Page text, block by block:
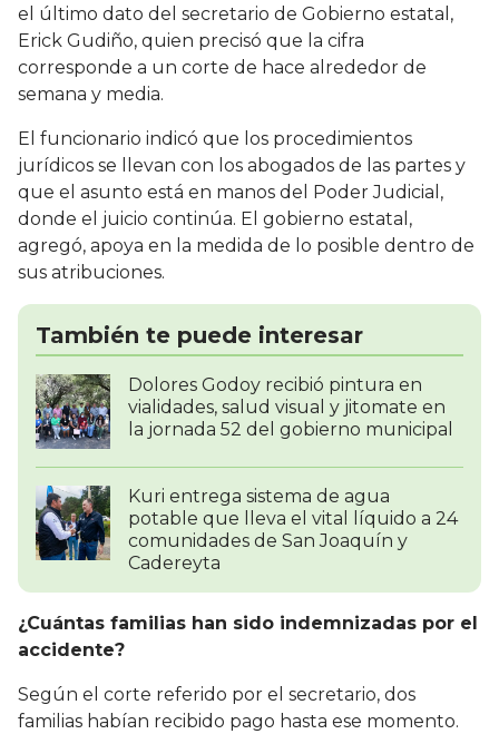
el último dato del secretario de Gobierno estatal,
Erick Gudiño, quien precisó que la cifra
corresponde a un corte de hace alrededor de
semana y media.
El funcionario indicó que los procedimientos
jurídicos se llevan con los abogados de las partes y
que el asunto está en manos del Poder Judicial,
donde el juicio continúa. El gobierno estatal,
agregó, apoya en la medida de lo posible dentro de
sus atribuciones.
También te puede interesar
Dolores Godoy recibió pintura en
vialidades, salud visual y jitomate en
la jornada 52 del gobierno municipal
Kuri entrega sistema de agua
potable que lleva el vital líquido a 24
comunidades de San Joaquín y
Cadereyta
¿Cuántas familias han sido indemnizadas por el
accidente?
Según el corte referido por el secretario, dos
familias habían recibido pago hasta ese momento.